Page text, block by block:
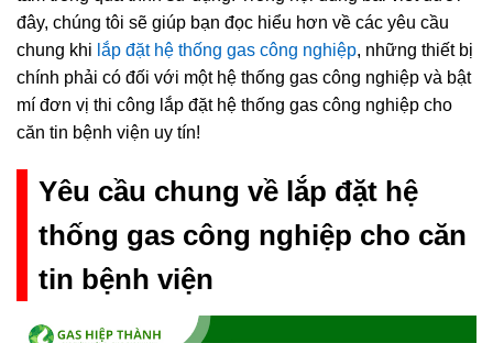
đây, chúng tôi sẽ giúp bạn đọc hiểu hơn về các yêu cầu
chung khi lắp đặt hệ thống gas công nghiệp, những thiết bị
chính phải có đối với một hệ thống gas công nghiệp và bật
mí đơn vị thi công lắp đặt hệ thống gas công nghiệp cho
căn tin bệnh viện uy tín!
Yêu cầu chung về lắp đặt hệ
thống gas công nghiệp cho căn
tin bệnh viện